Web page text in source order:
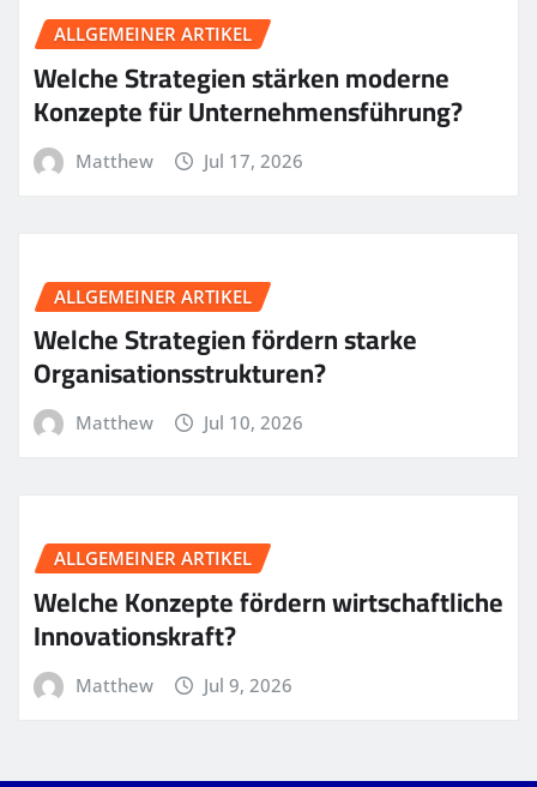
ALLGEMEINER ARTIKEL
Welche Strategien stärken moderne
Konzepte für Unternehmensführung?
Matthew Jul 17, 2026
ALLGEMEINER ARTIKEL
Welche Strategien fördern starke
Organisationsstrukturen?
Matthew Jul 10, 2026
ALLGEMEINER ARTIKEL
Welche Konzepte fördern wirtschaftliche
Innovationskraft?
Matthew Jul 9, 2026